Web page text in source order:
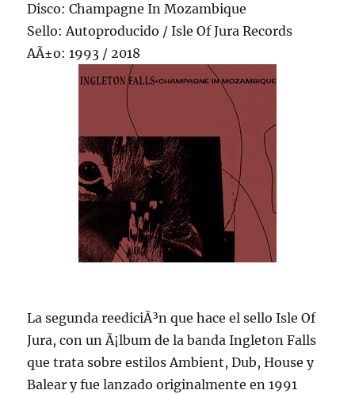
Disco: Champagne In Mozambique
Sello: Autoproducido / Isle Of Jura Records
AÃ±o: 1993 / 2018
La segunda reediciÃ³n que hace el sello Isle Of
Jura, con un Ã¡lbum de la banda Ingleton Falls
que trata sobre estilos Ambient, Dub, House y
Balear y fue lanzado originalmente en 1991